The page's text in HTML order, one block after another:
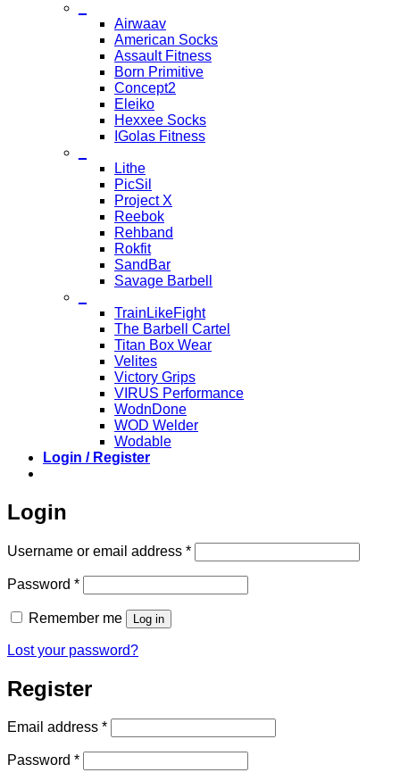
Airwaav
American Socks
Assault Fitness
Born Primitive
Concept2
Eleiko
Hexxee Socks
IGolas Fitness
Lithe
PicSil
Project X
Reebok
Rehband
Rokfit
SandBar
Savage Barbell
TrainLikeFight
The Barbell Cartel
Titan Box Wear
Velites
Victory Grips
VIRUS Performance
WodnDone
WOD Welder
Wodable
Login / Register
Login
Username or email address *Required
Password *Required
Remember me Log in
Lost your password?
Register
Email address *Required
Password *Required